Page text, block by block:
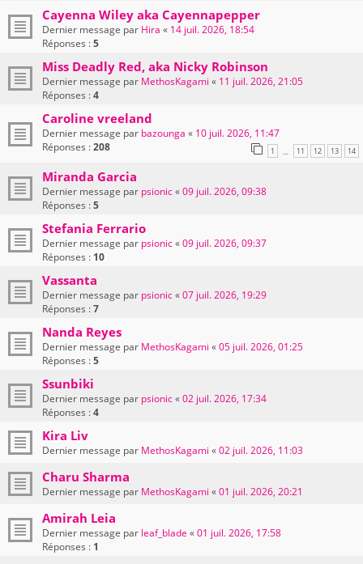
Cayenna Wiley aka Cayennapepper
Dernier message par Hira « 14 juil. 2026, 18:54
Réponses :5
Miss Deadly Red, aka Nicky Robinson
Dernier message par MethosKagami « 11 juil. 2026, 21:05
Réponses :4
Caroline vreeland
Dernier message par bazounga « 10 juil. 2026, 11:47
Réponses :208 1 … 11 12 13 14
Miranda Garcia
Dernier message par psionic«09 juil. 2026, 09:38
Réponses :5
Stefania Ferrario
Dernier message par psionic«09 juil. 2026, 09:37
Réponses : 10
Vassanta
Dernier message par psionic«07 juil. 2026, 19:29
Réponses :7
Nanda Reyes
Dernier message par MethosKagami «05 juil. 2026, 01:25
Réponses :5
Ssunbiki
Dernier message par psionic«02 juil. 2026, 17:34
Réponses :4
Kira Liv
Dernier message par MethosKagami «02 juil. 2026, 11:03
Charu Sharma
Dernier message par MethosKagami «01 juil. 2026, 20:21
Amirah Leia
Dernier message par leaf_blade «01 juil. 2026, 17:58
Réponses : 1